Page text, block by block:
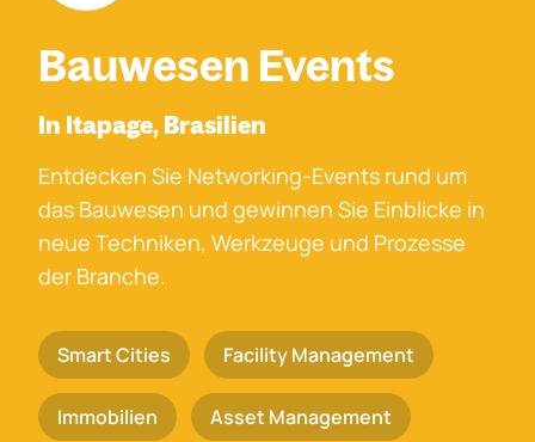
Bauwesen Events
In Itapage, Brasilien
Entdecken Sie Networking-Events rund um
das Bauwesen und gewinnen Sie Einblicke in
neue Techniken, Werkzeuge und Prozesse
der Branche.
Smart Cities Facility Management
Immobilien Asset Management